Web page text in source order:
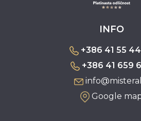
INFO
+386 41 55
+386 41 659
Google